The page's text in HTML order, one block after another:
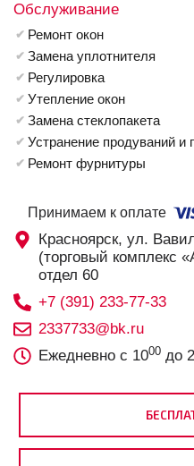
Обслуживание
Ремонт окон
Замена уплотнителя
Регулировка
Утепление окон
Замена стеклопакета
Устранение продуваний и
Ремонт фурнитуры
Принимаем к оплате
Красноярск, ул.
(торговый комплекс
отдел 60
+7 (391) 233-77-33
2337733@bk.ru
Ежедневно с 1000 до